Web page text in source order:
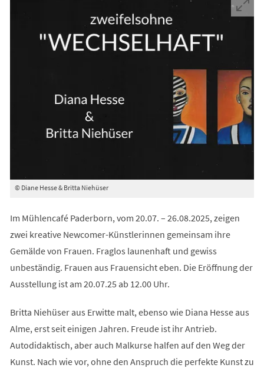
© Diane Hesse & Britta Niehüser
Im Mühlencafé Paderborn, vom 20.07. – 26.08.2025, zeigen
zwei kreative Newcomer-Künstlerinnen gemeinsam ihre
Gemälde von Frauen. Fraglos launenhaft und gewiss
unbeständig. Frauen aus Frauensicht eben. Die Eröffnung der
Ausstellung ist am 20.07.25 ab 12.00 Uhr.
Britta Niehüser aus Erwitte malt, ebenso wie Diana Hesse aus
Alme, erst seit einigen Jahren. Freude ist ihr Antrieb.
Autodidaktisch, aber auch Malkurse halfen auf den Weg der
Kunst. Nach wie vor, ohne den Anspruch die perfekte Kunst zu